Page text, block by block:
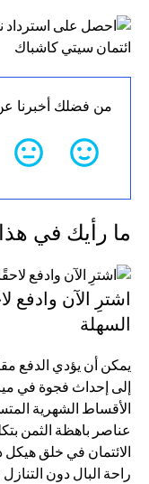
من فضلك أخبرنا
ما رأيك في
اشترِ الآن وادفع
السهلة
يمكن أن يؤدي الدفع
إلى إحداث فجوة في
عناصر باهظة الثمن
الائتمان في خلق
راحة البال دون